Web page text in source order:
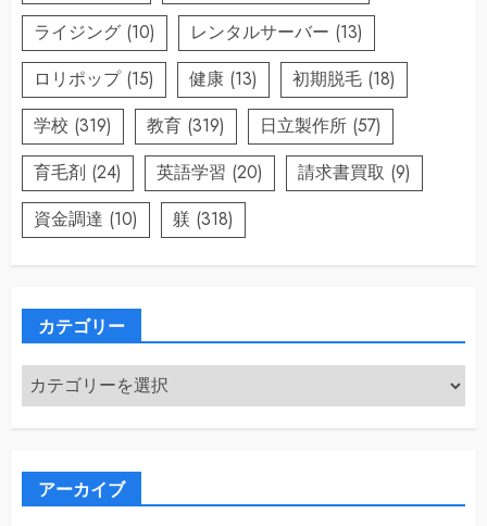
ライジング (10) レンタルサーバー (13)
ロリポップ(15) 健康 (13) 初期脱毛 (18)
学校 (319) 教育 (319) 日立製作所 (57)
育毛剤 (24) 英語学習 (20) 請求書買取 (9)
資金調達 (10) 躾 (318)
カテゴリー
カ
テ
ゴ
アーカイブ